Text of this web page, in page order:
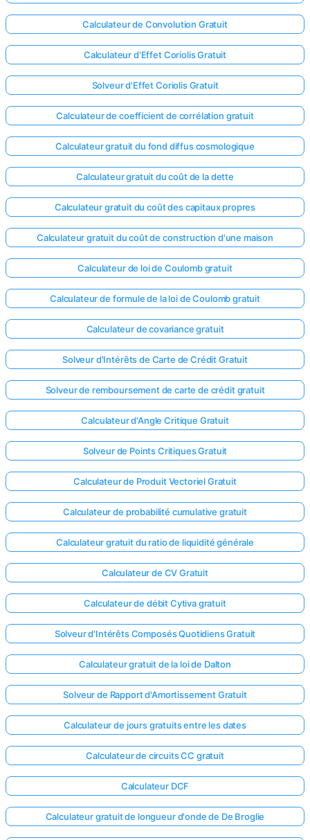
Calculateur de Convolution Gratuit
Calculateur d'Effet Coriolis Gratuit
Solveur d'Effet Coriolis Gratuit
Calculateur de coefficient de corrélation gratuit
Calculateur gratuit du fond diffus cosmologique
Calculateur gratuit du coût de la dette
Calculateur gratuit du coût des capitaux propres
Calculateur gratuit du coût de construction d'une maison
Calculateur de loi de Coulomb gratuit
Calculateur de formule de la loi de Coulomb gratuit
Calculateur de covariance gratuit
Solveur d'Intérêts de Carte de Crédit Gratuit
Solveur de remboursement de carte de crédit gratuit
Calculateur d'Angle Critique Gratuit
Solveur de Points Critiques Gratuit
Calculateur de Produit Vectoriel Gratuit
Calculateur de probabilité cumulative gratuit
Calculateur gratuit du ratio de liquidité générale
Calculateur de CV Gratuit
Calculateur de débit Cytiva gratuit
Solveur d'Intérêts Composés Quotidiens Gratuit
Calculateur gratuit de la loi de Dalton
Solveur de Rapport d'Amortissement Gratuit
Calculateur de jours gratuits entre les dates
Calculateur de circuits CC gratuit
Calculateur DCF
Calculateur gratuit de longueur d'onde de De Broglie